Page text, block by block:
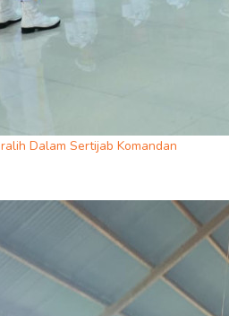
Dalam Sertijab Komandan